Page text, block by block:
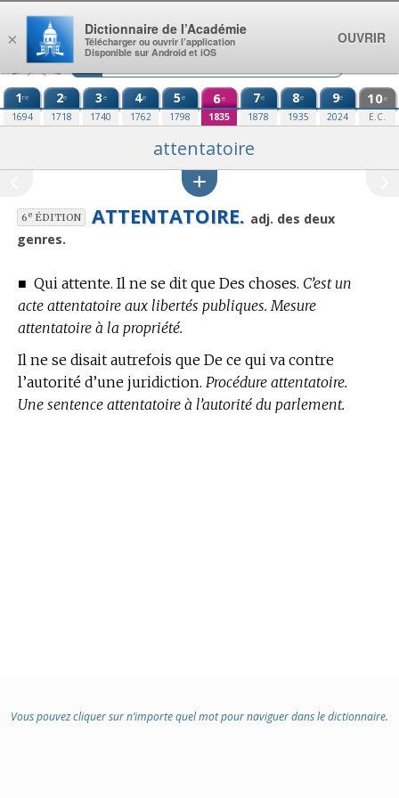
Aller au contenu
1re
1694
2e
1718
3e
1740
4e
1762
5e
1798
6e
1835
7e
1878
8e
1935
9e
2024
10e
E.C.
attentatoire
6eÉDITION ATTENTATOIRE. adj. des deux
genres.
■ Qui attente. Il ne se dit que Des choses. C’est un
acte attentatoire aux libertés publiques. Mesure
attentatoire à la propriété.
Il ne se disait autrefois que De ce qui va contre
l’autorité d’une juridiction. Procédure attentatoire.
Une sentence attentatoire à l’autorité du parlement.
Vous pouvez cliquer sur n’importe quel mot pour naviguer dans le dictionnaire.
×
Dictionnaire de l’Académie
Télécharger ou ouvrir l’application
Disponible sur Android et iOS
OUVRIR